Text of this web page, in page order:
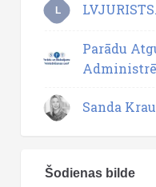
L
Parādu
Sanda
Šodienas bilde